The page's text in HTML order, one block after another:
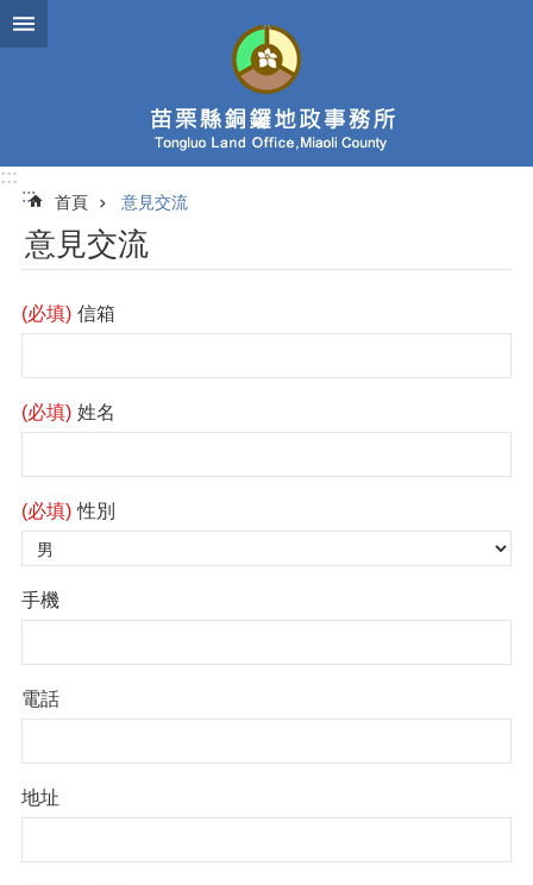
跳到主要內容區塊
:::
:::
首頁 意見交流
意見交流
(必填) 信箱
(必填) 姓名
(必填) 性別
手機
電話
地址